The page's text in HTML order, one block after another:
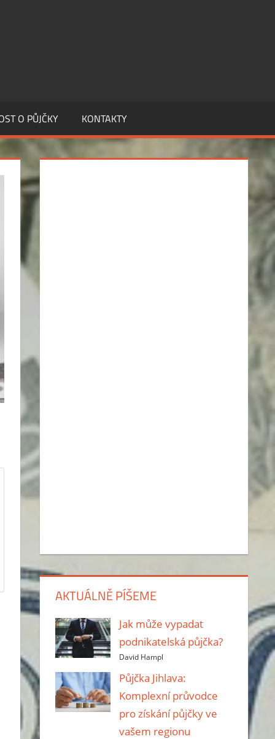
O PŮJČKY KONTAKTY
AKTUÁLNĚ PÍŠEME
Jak může vypadat
podnikatelská půjčka?
David Hampl
Půjčka Jihlava:
Komplexní průvodce
pro získání půjčky ve
vašem regionu